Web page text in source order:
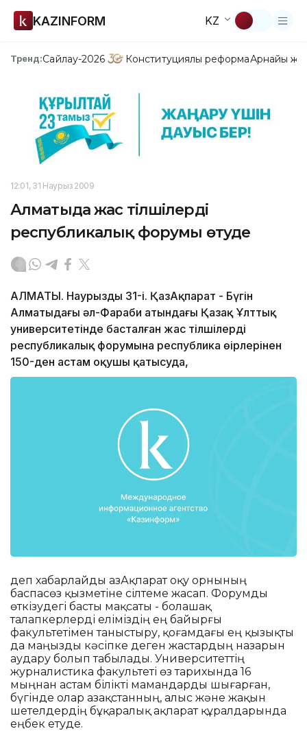
KAZINFORM KZ
Тренд:Сайлау-2026 Конституциялық реформаАрнайы
12:01, 31 Наурыз 2009
Алматыда жас тілшілердің
республикалық форумы өтуде
АЛМАТЫ. Наурыздың 31-і. ҚазАқпарат - Бүгін
Алматыдағы әл-Фараби атындағы Қазақ Ұлттық
университетінде басталған жас тілшілердің
республикалық форумына республика өңірлерінен
150-ден астам оқушы қатысуда,
деп хабарлайды ҚазАқпарат оқу орнының
баспасөз қызметіне сілтеме жасап. Форумды
өткізудегі басты мақсаты - болашақ
талапкерлерді еліміздің ең байырғы
факультетімен таныстыру, қоғамдағы ең қызықты
да маңызды кәсіпке деген жастардың назарын
аудару болып табылады. Университеттің
журналистика факультеті өз тарихында 16
мыңнан астам білікті мамандарды шығарған,
бүгінде олар Қазақстанның, алыс және жақын
шетелдердің бұқаралық ақпарат құралдарында
еңбек етуде.